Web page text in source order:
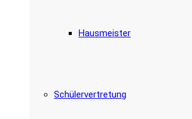
Hausmeister
Schülervertretung